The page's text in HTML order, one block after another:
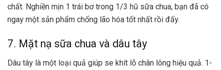
chất. Nghiền mịn 1 trái bơ trong 1/3 hũ sữa chua, bạn đã có
ngay một sản phẩm chống lão hóa tốt nhất rồi đấy.
7. Mặt nạ sữa chua và dâu tây
Dâu tây là một loại quả giúp se khít lỗ chân lông hiệu quả. 1-